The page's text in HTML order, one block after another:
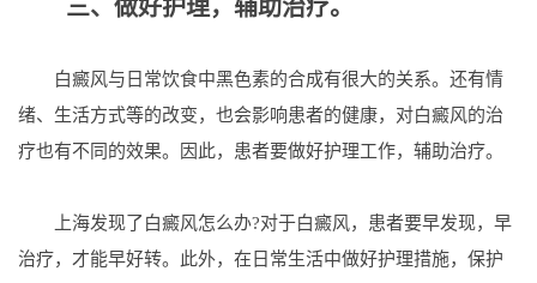
三、做好护理，辅助治疗。
白癜风与日常饮食中黑色素的合成有很大的关系。还有情
绪、生活方式等的改变，也会影响患者的健康，对白癜风的治
疗也有不同的效果。因此，患者要做好护理工作，辅助治疗。
上海发现了白癜风怎么办?对于白癜风，患者要早发现，早
治疗，才能早好转。此外，在日常生活中做好护理措施，保护